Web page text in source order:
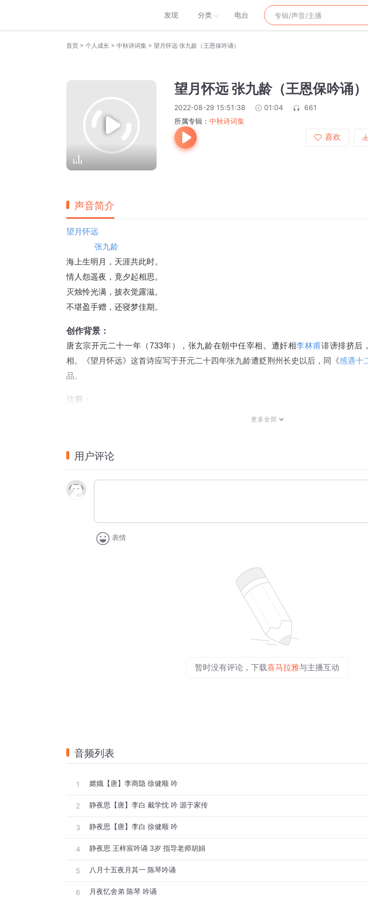
发现 分类 电台
首页 > 个人成长 > 中秋诗词集 > 望月怀远 张九龄（王恩保吟诵）
望月怀远 张九龄（王恩保吟诵）
2022-08-29 15:51:38 01:04
661
所属专辑： 中秋诗词集
喜欢
声音简介
望月怀远
张九龄
海上生明月，天涯共此时。
情人怨遥夜，竟夕起相思。
灭烛怜光满，披衣觉露滋。
不堪盈手赠，还寝梦佳期。
创作背景：
唐玄宗开元二十一年（733年），张九龄在朝中任宰相。遭奸相李林甫诽谤排挤后
相。《望月怀远》这首诗应写于开元二十四年张九龄遭贬荆州长史以后，同《感遇十
品。
注释：
⑶情人：多情的人，指作者自己；一说指亲人。遥夜：长夜。怨遥夜：因离别而幽怨
乎？”
十五左右。当一个人静静的在屋子里面享受月光，就有种“怜”的感觉，这只是一种
人，应该理解当时诗人的心理才能读懂诗词。光满自然就是月光照射充盈的样子，“
⑹“不堪”二句：月华虽好但是不能相赠，不如回入梦乡觅取佳期。
手。”盈手：双手捧满之意。盈：满（指那种满荡荡的充盈的状态）。
不能手捧美丽银光赠你，不如快如梦与你共欢聚。
更多全部
用户评论
表情
暂时没有评论，下载喜马拉雅与主播互动
音频列表
1 嫦娥【唐】李商隐 徐健顺 吟
2 静夜思【唐】李白 戴学忱 吟 源于家传
3 静夜思【唐】李白 徐健顺 吟
4 静夜思 王梓宸吟诵 3岁 指导老师胡娟
5 八月十五夜月其一 陈琴吟诵
6 月夜忆舍弟 陈琴 吟诵